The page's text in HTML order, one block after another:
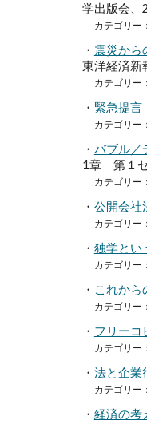
学出版会、
カテゴリー
・ 震災から
東洋経済新
カテゴリー
・ 緊急提
カテゴリー
・ バブル／
1章 第１セ
カテゴリー：
・ 公開会社
カテゴリー
・ 独学とい
カテゴリー
・ これから
カテゴリー
・ フリーコ
カテゴリー：
・ 法と企業
カテゴリー
・ 経済の考